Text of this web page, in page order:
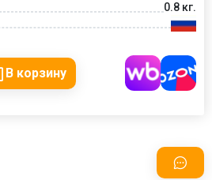
0.8 кг.
В корзину